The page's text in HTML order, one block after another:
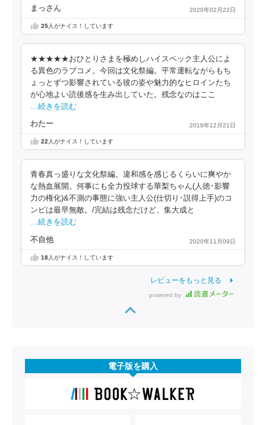
まっさん 2020年02月22日
25人がナイス！しています
★★★★★おひとりさまを極めしハイスペック主人公によ
る異色のラブコメ。今回は文化祭編。平常運転ながらもち
ょっとずつ影響されている彼の姿や魅力的なヒロインたち
が心地よい読後感を生み出していた。残念なのはここ
…続きを読む
わたー 2019年12月21日
22人がナイス！しています
青春真っ盛りな文化祭編。違和感を感じるくらいに爽やか
な熱血展開。何事にも全力投球する華梨ちゃん(人徳･影響
力の権化)&不測の事態に強い主人公(仕切り･説得上手)のコ
ンビは最早無敵。/完結は残念だけど、集大成と
…続きを読む
不自他 2020年11月09日
18人がナイス！しています
レビューをもっと見る
powered by
電子版を購入